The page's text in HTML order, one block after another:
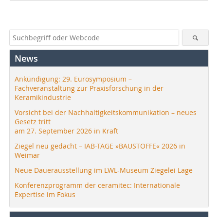
News
Ankündigung: 29. Eurosymposium –
Fachveranstaltung zur Praxisforschung in der
Keramikindustrie
Vorsicht bei der Nachhaltigkeitskommunikation – neues
Gesetz tritt
am 27. September 2026 in Kraft
Ziegel neu gedacht – IAB-TAGE »BAUSTOFFE« 2026 in
Weimar
Neue Dauerausstellung im LWL-Museum Ziegelei Lage
Konferenzprogramm der ceramitec: Internationale
Expertise im Fokus